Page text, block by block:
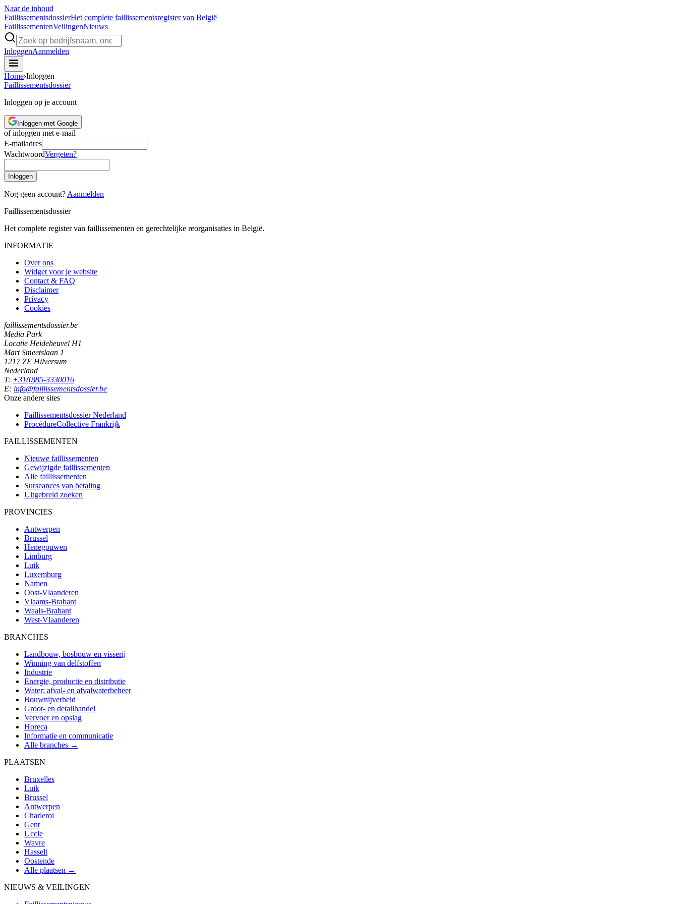
Naar de inhoud
FaillissementsdossierHet complete faillissementsregister van België
FaillissementenVeilingenNieuws
InloggenAanmelden
Home›Inloggen
Faillissementsdossier
Inloggen op je account
Inloggen met Google
of inloggen met e-mail
E-mailadres
WachtwoordVergeten?
Inloggen
Nog geen account? Aanmelden
Faillissementsdossier
Het complete register van faillissementen en gerechtelijke reorganisaties in België.
INFORMATIE
Over ons
Widget voor je website
Contact & FAQ
Disclaimer
Privacy
Cookies
faillissementsdossier.be
Media Park
Locatie Heideheuvel H1
Mart Smeetslaan 1
1217 ZE Hilversum
Nederland
T: +31(0)85-3330016
E: info@faillissementsdossier.be
Onze andere sites
Faillissementsdossier Nederland
ProcédureCollective Frankrijk
FAILLISSEMENTEN
Nieuwe faillissementen
Gewijzigde faillissementen
Alle faillissementen
Surseances van betaling
Uitgebreid zoeken
PROVINCIES
Antwerpen
Brussel
Henegouwen
Limburg
Luik
Luxemburg
Namen
Oost-Vlaanderen
Vlaams-Brabant
Waals-Brabant
West-Vlaanderen
BRANCHES
Landbouw, bosbouw en visserij
Winning van delfstoffen
Industrie
Energie, productie en distributie
Water; afval- en afvalwaterbeheer
Bouwnijverheid
Groot- en detailhandel
Vervoer en opslag
Horeca
Informatie en communicatie
Alle branches →
PLAATSEN
Bruxelles
Luik
Brussel
Antwerpen
Charleroi
Gent
Uccle
Wavre
Hasselt
Oostende
Alle plaatsen →
NIEUWS & VEILINGEN